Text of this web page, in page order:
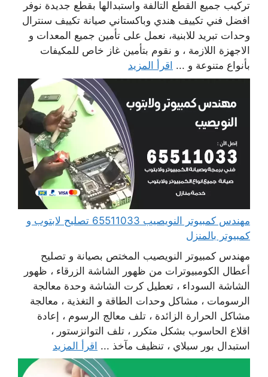
تركيب جميع القطع التالفة واستبدالها بقطع جديدة نوفر
افضل فني تكييف هندي وباكستاني صيانة تكييف سنترال
وحدات تبريد للابنية، نعمل على تأمين جميع المعدات و
الاجهزة اللازمة ، و نقوم بتأمين غاز خاص للمكيفات
بأنواع متنوعة و ... اقرأ المزيد
مهندس كمبيوتر النويصيب 65511033 تصليح لابتوب و
كمبيوتر بالمنزل
مهندس كمبيوتر النويصيب المختص بصيانة و تصليح
أعطال الكومبيوترات من ظهور الشاشة الزرقاء ، ظهور
الشاشة السوداء ، تعطيل كرت الشاشة وحدة معالجة
الرسومات ، مشاكل وحدات الطاقة و التغذية ، معالجة
مشاكل الحرارة الزائدة ، تلف معالج الرسوم ، إعادة
اقلاع الحاسوب بشكل متكرر ، تلف التوانزستور ،
استبدال بور سبلاي ، تنظيف مآخذ ... اقرأ المزيد